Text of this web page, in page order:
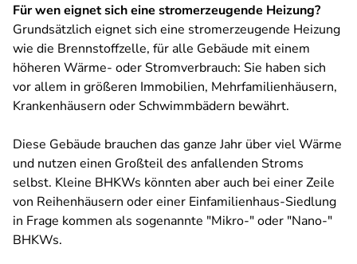
Für wen eignet sich eine stromerzeugende Heizung?
Grundsätzlich eignet sich eine stromerzeugende Heizung
wie die Brennstoffzelle, für alle Gebäude mit einem
höheren Wärme- oder Stromverbrauch: Sie haben sich
vor allem in größeren Immobilien, Mehrfamilienhäusern,
Krankenhäusern oder Schwimmbädern bewährt.
Diese Gebäude brauchen das ganze Jahr über viel Wärme
und nutzen einen Großteil des anfallenden Stroms
selbst. Kleine BHKWs könnten aber auch bei einer Zeile
von Reihenhäusern oder einer Einfamilienhaus-Siedlung
in Frage kommen als sogenannte "Mikro-" oder "Nano-"
BHKWs.